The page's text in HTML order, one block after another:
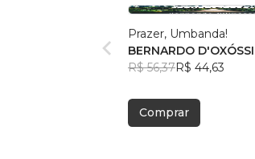
Prazer, Umbanda!
BERNARDO D'OXÓSSI
R$ 56,37R$ 44,63
Comprar